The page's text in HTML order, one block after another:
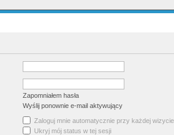
Zapomniałem hasła
Wyślij ponownie e-mail aktywujący
Zaloguj mnie automatycznie przy każdej wizycie
Ukryj mój status w tej sesji